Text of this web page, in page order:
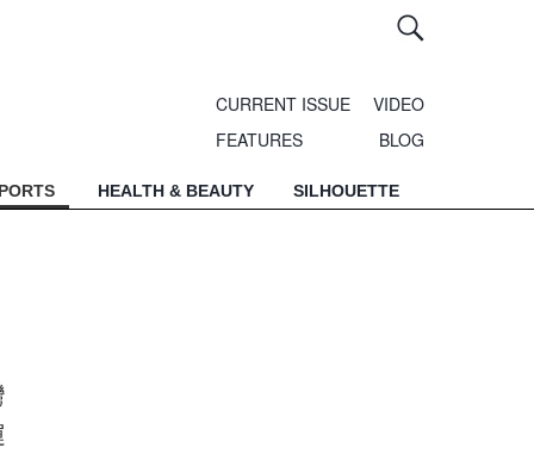
CURRENT ISSUE
VIDEO
FEATURES
BLOG
HEALTH & BEAUTY SILHOUETTE